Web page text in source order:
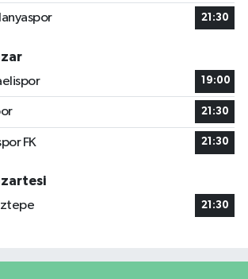
21:30
19:00
21:30
FK 21:30
21:30